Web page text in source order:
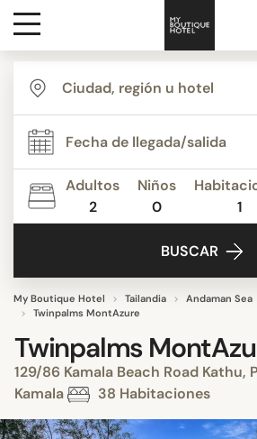
Destinos
Inspiración
Contacto
Adultos
2
Niños
0
1
BUSCAR
My Boutique Hotel Tailandia Andaman Sea
Twinpalms MontAzure
Twinpalms
129/86 Kamala Beach Road Kathu,
Kamala
38 Habitaciones